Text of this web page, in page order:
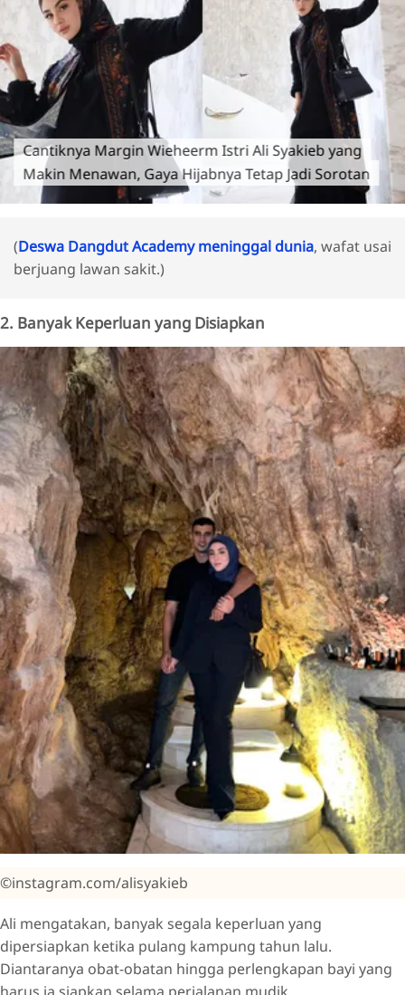
Cantiknya Margin Wieheerm Istri Ali Syakieb yang
Makin Menawan, Gaya Hijabnya Tetap Jadi Sorotan
(Deswa Dangdut Academy meninggal dunia, wafat usai
berjuang lawan sakit.)
2. Banyak Keperluan yang Disiapkan
©instagram.com/alisyakieb
Ali mengatakan, banyak segala keperluan yang
dipersiapkan ketika pulang kampung tahun lalu.
Diantaranya obat-obatan hingga perlengkapan bayi yang